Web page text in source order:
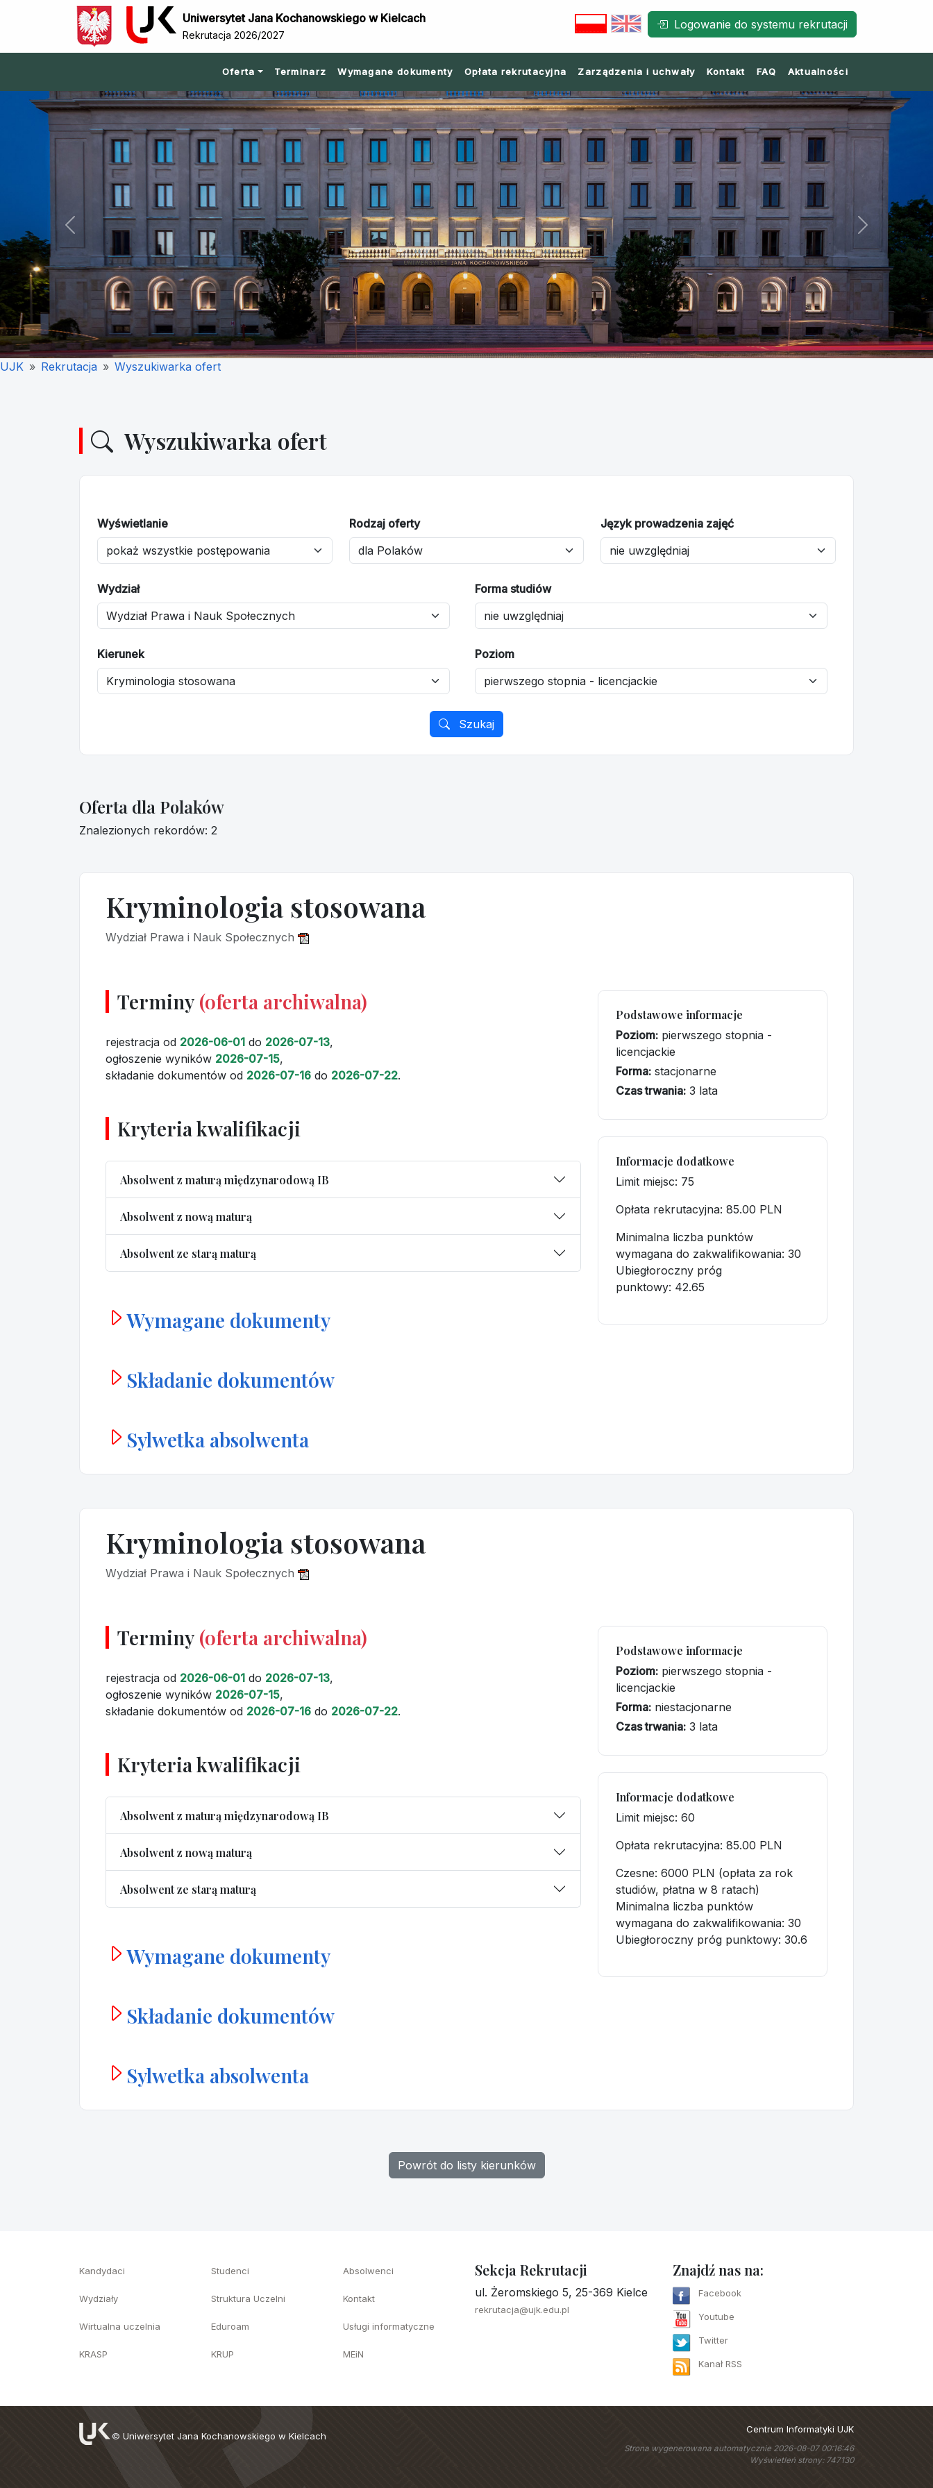
Uniwersytet Jana Kochanowskiego w Kielcach
Rekrutacja 2026/2027
Logowanie do systemu rekrutacji
Oferta Terminarz Wymagane dokumenty Opłata rekrutacyjna Zarządzenia i uchwały Kontakt FAQ Aktualności
Previous Next
UJK Rekrutacja Wyszukiwarka ofert
Wyszukiwarka ofert
Wyświetlanie Rodzaj oferty Język prowadzenia zajęć
Wydział
Kierunek
Forma studiów
Poziom
Szukaj
Oferta dla Polaków
Znalezionych rekordów: 2
Kryminologia stosowana
Wydział Prawa i Nauk Społecznych
Terminy (oferta archiwalna)
rejestracja od 2026-06-01 do 2026-07-13,
ogłoszenie wyników 2026-07-15,
składanie dokumentów od 2026-07-16 do 2026-07-22.
Kryteria kwalifikacji
Absolwent z maturą międzynarodową IB
Absolwent z nową maturą
Absolwent ze starą maturą
Wymagane dokumenty
Składanie dokumentów
Sylwetka absolwenta
Podstawowe informacje
Poziom: pierwszego stopnia -
licencjackie
Forma: stacjonarne
Czas trwania: 3 lata
Informacje dodatkowe
Limit miejsc: 75
Opłata rekrutacyjna: 85.00 PLN
Minimalna liczba punktów
wymagana do zakwalifikowania: 30
Ubiegłoroczny próg
punktowy: 42.65
Kryminologia stosowana
Wydział Prawa i Nauk Społecznych
Terminy (oferta archiwalna)
rejestracja od 2026-06-01 do 2026-07-13,
ogłoszenie wyników 2026-07-15,
składanie dokumentów od 2026-07-16 do 2026-07-22.
Kryteria kwalifikacji
Absolwent z maturą międzynarodową IB
Absolwent z nową maturą
Absolwent ze starą maturą
Wymagane dokumenty
Składanie dokumentów
Sylwetka absolwenta
Podstawowe informacje
Poziom: pierwszego stopnia -
licencjackie
Forma: niestacjonarne
Czas trwania: 3 lata
Informacje dodatkowe
Limit miejsc: 60
Opłata rekrutacyjna: 85.00 PLN
Czesne: 6000 PLN (opłata za rok
studiów, płatna w 8 ratach)
Minimalna liczba punktów
wymagana do zakwalifikowania: 30
Ubiegłoroczny próg punktowy: 30.6
Powrót do listy kierunków
Kandydaci
Wydziały
Wirtualna uczelnia
KRASP
Studenci
Struktura Uczelni
Eduroam
KRUP
Absolwenci
Kontakt
Usługi informatyczne
MEiN
Sekcja Rekrutacji
ul. Żeromskiego 5, 25-369 Kielce
rekrutacja@ujk.edu.pl
Znajdź nas na:
Facebook
Youtube
Twitter
Kanał RSS
© Uniwersytet Jana Kochanowskiego w Kielcach
Centrum Informatyki UJK
Strona wygenerowana automatycznie 2026-08-07 00:16:46
Wyświetleń strony: 747130